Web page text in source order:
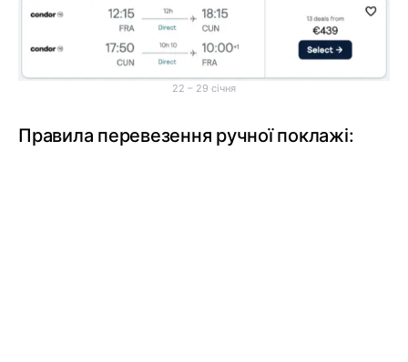
22 – 29 січня
Правила перевезення ручної поклажі: